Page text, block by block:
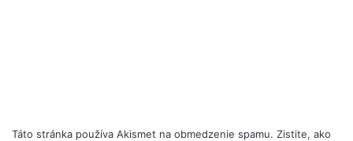
Táto stránka používa Akismet na obmedzenie spamu. Zistite, ako